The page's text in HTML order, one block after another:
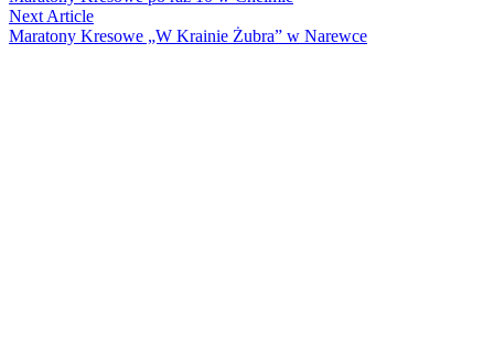
wpisu
Next ArticleNext
article:
Maratony Kresowe „W Krainie Żubra” w Narewce